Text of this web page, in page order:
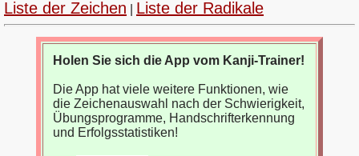
Liste der Zeichen Liste der Radikale
Holen Sie sich die App vom Kanji-Trainer!
Die App hat viele weitere Funktionen, wie
die Zeichenauswahl nach der Schwierigkeit,
Übungsprogramme, Handschrifterkennung
und Erfolgsstatistiken!